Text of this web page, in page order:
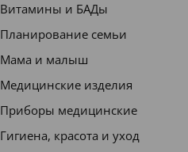
Витамины и БАДы
Планирование семьи
Мама и малыш
Медицинские изделия
Приборы медицинские
Гигиена, красота и уход